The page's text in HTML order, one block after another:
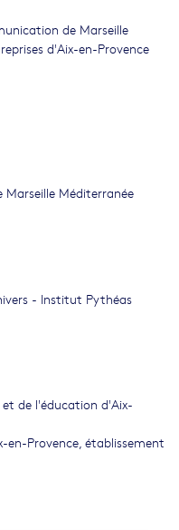
de Marseille
d'Aix-en-Provence
Marseille Méditerranée
- Institut Pythéas
de l'éducation d'Aix-
Provence, établissement